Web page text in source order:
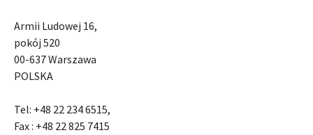
Armii Ludowej 16,
pokój 520
00-637 Warszawa
POLSKA
Tel: +48 22 234 6515,
Fax : +48 22 825 7415